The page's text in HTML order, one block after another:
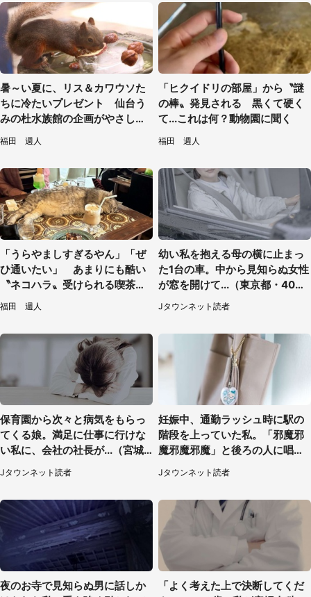
暑～い夏に、リス＆カワウソた
ちに冷たいプレゼント 仙台う
みの杜水族館の企画がやさしい
【7／31～8／23】
福田 週人
「ヒクイドリの部屋」から〝謎
の棒〟発見される 黒くて硬く
て...これは何？動物園に聞く
福田 週人
「うらやましすぎるやん」「ぜ
ひ通いたい」 あまりにも酷い
〝ネコハラ〟受けられる喫茶店
に5.3万人驚がく
福田 週人
幼い私を抱える母の横に止まっ
た1台の車。中から見知らぬ女性
が窓を開けて...（東京都・40代
Jタウンネット読者
保育園から次々と病気をもらっ
てくる娘。満足に仕事に行けな
い私に、会社の社長が...（宮城
県・30代女性）
Jタウンネット読者
妊娠中、通勤ラッシュ時に駅の
階段を上っていた私。「邪魔邪
魔邪魔邪魔」と後ろの人に唱え
られて（神奈川県・30代女性）
Jタウンネット読者
夜のお寺で見知らぬ男に話しか
「よく考えた上で決断してくだ